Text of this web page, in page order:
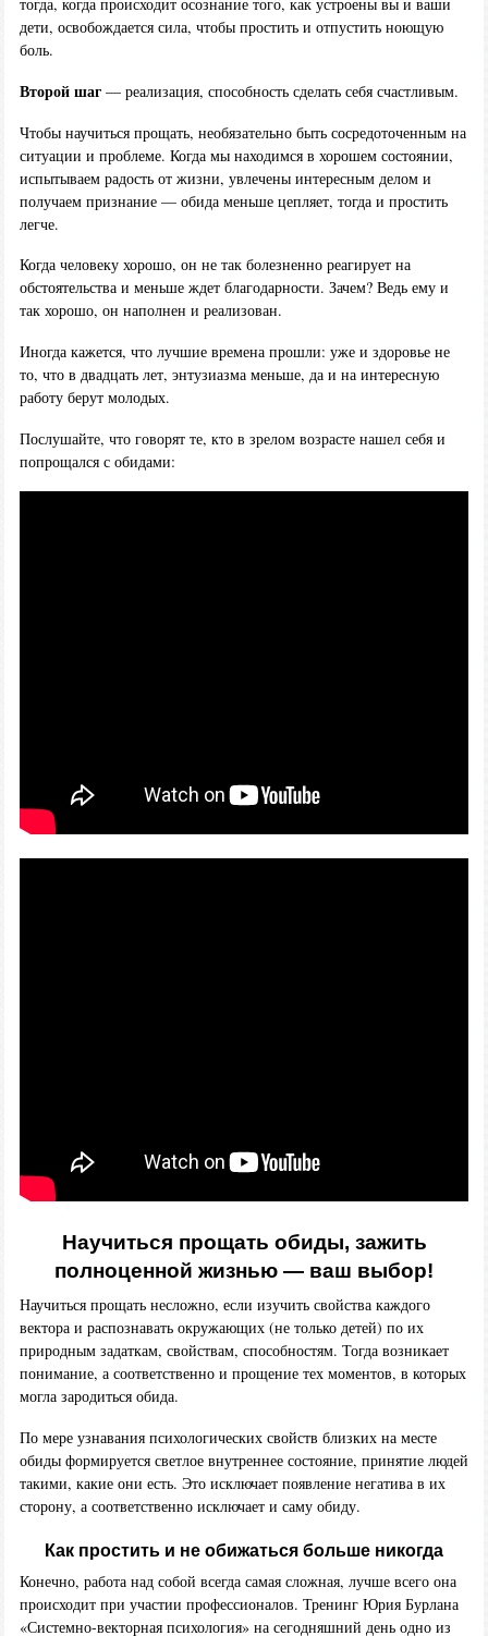
дети, освобождается сила, чтобы простить и отпустить ноющую
боль.
Второй шаг— реализация, способность сделать себя счастливым.
Чтобы научиться прощать, необязательно быть сосредоточенным на
ситуации и проблеме. Когда мы находимся в хорошем состоянии,
испытываем радость от жизни, увлечены интересным делом и
получаем признание — обида меньше цепляет, тогда и простить
легче.
Когда человеку хорошо, он не так болезненно реагирует на
обстоятельства и меньше ждет благодарности. Зачем? Ведь ему и
так хорошо, он наполнен и реализован.
Иногда кажется, что лучшие времена прошли: уже и здоровье не
то, что в двадцать лет, энтузиазма меньше, да и на интересную
работу берут молодых.
Послушайте, что говорят те, кто в зрелом возрасте нашел себя и
попрощался с обидами:
Научиться прощать обиды, зажить
полноценной жизнью — ваш выбор!
Научиться прощать несложно, если изучить свойства каждого
вектора и распознавать окружающих (не только детей) по их
природным задаткам, свойствам, способностям. Тогда возникает
понимание, а соответственно и прощение тех моментов, в которых
могла зародиться обида.
По мере узнавания психологических свойств близких на месте
обиды формируется светлое внутреннее состояние, принятие людей
такими, какие они есть. Это исключает появление негатива в их
сторону, а соответственно исключает и саму обиду.
Как простить и не обижаться больше никогда
Конечно, работа над собой всегда самая сложная, лучше всего она
происходит при участии профессионалов. Тренинг Юрия Бурлана
«Системно-векторная психология» на сегодняшний день одно из